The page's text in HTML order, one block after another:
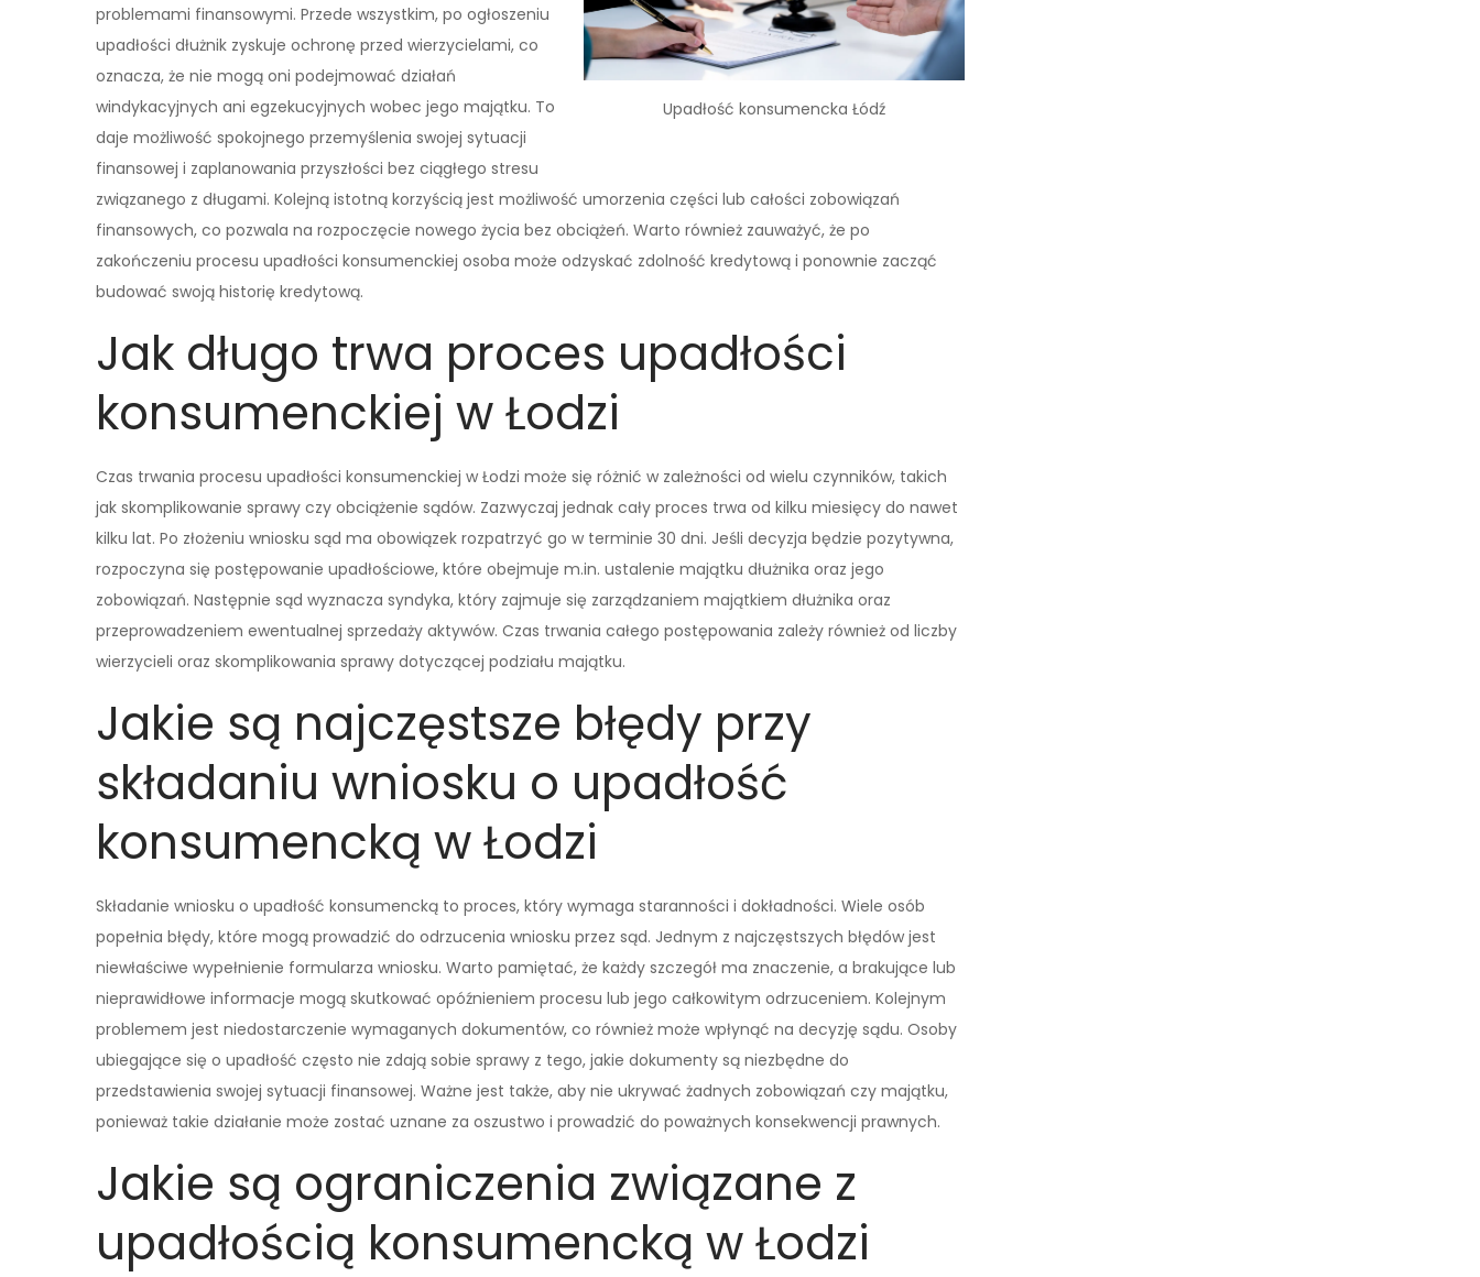
Upadłość konsumencka Łódź
problemami finansowymi. Przede wszystkim, po ogłoszeniu
upadłości dłużnik zyskuje ochronę przed wierzycielami, co
oznacza, że nie mogą oni podejmować działań
windykacyjnych ani egzekucyjnych wobec jego majątku. To
daje możliwość spokojnego przemyślenia swojej sytuacji
finansowej i zaplanowania przyszłości bez ciągłego stresu
związanego z długami. Kolejną istotną korzyścią jest możliwość umorzenia części lub całości zobowiązań
finansowych, co pozwala na rozpoczęcie nowego życia bez obciążeń. Warto również zauważyć, że po
zakończeniu procesu upadłości konsumenckiej osoba może odzyskać zdolność kredytową i ponownie zacząć
budować swoją historię kredytową.
Jak długo trwa proces upadłości
konsumenckiej w Łodzi
Czas trwania procesu upadłości konsumenckiej w Łodzi może się różnić w zależności od wielu czynników, takich
jak skomplikowanie sprawy czy obciążenie sądów. Zazwyczaj jednak cały proces trwa od kilku miesięcy do nawet
kilku lat. Po złożeniu wniosku sąd ma obowiązek rozpatrzyć go w terminie 30 dni. Jeśli decyzja będzie pozytywna,
rozpoczyna się postępowanie upadłościowe, które obejmuje m.in. ustalenie majątku dłużnika oraz jego
zobowiązań. Następnie sąd wyznacza syndyka, który zajmuje się zarządzaniem majątkiem dłużnika oraz
przeprowadzeniem ewentualnej sprzedaży aktywów. Czas trwania całego postępowania zależy również od liczby
wierzycieli oraz skomplikowania sprawy dotyczącej podziału majątku.
Jakie są najczęstsze błędy przy
składaniu wniosku o upadłość
konsumencką w Łodzi
Składanie wniosku o upadłość konsumencką to proces, który wymaga staranności i dokładności. Wiele osób
popełnia błędy, które mogą prowadzić do odrzucenia wniosku przez sąd. Jednym z najczęstszych błędów jest
niewłaściwe wypełnienie formularza wniosku. Warto pamiętać, że każdy szczegół ma znaczenie, a brakujące lub
nieprawidłowe informacje mogą skutkować opóźnieniem procesu lub jego całkowitym odrzuceniem. Kolejnym
problemem jest niedostarczenie wymaganych dokumentów, co również może wpłynąć na decyzję sądu. Osoby
ubiegające się o upadłość często nie zdają sobie sprawy z tego, jakie dokumenty są niezbędne do
przedstawienia swojej sytuacji finansowej. Ważne jest także, aby nie ukrywać żadnych zobowiązań czy majątku,
ponieważ takie działanie może zostać uznane za oszustwo i prowadzić do poważnych konsekwencji prawnych.
Jakie są ograniczenia związane z
upadłością konsumencką w Łodzi